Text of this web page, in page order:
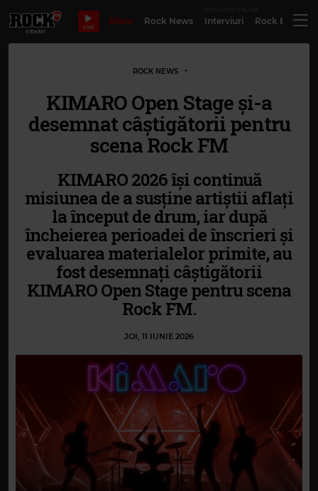
LIVE
Bilete Rock News Interviuri Rock
ROCK NEWS
KIMARO Open Stage și-a
desemnat câștigătorii pentru
scena Rock FM
KIMARO 2026 își continuă
misiunea de a susține artiștii aflați
la început de drum, iar după
încheierea perioadei de înscrieri și
evaluarea materialelor primite, au
fost desemnați câștigătorii
KIMARO Open Stage pentru scena
Rock FM.
JOI, 11 IUNIE 2026